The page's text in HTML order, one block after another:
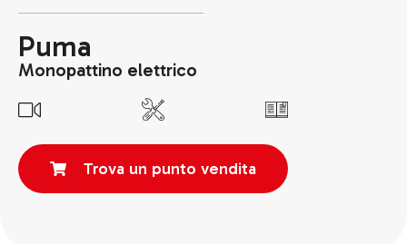
Puma
Monopattino elettrico
Trova un punto vendita